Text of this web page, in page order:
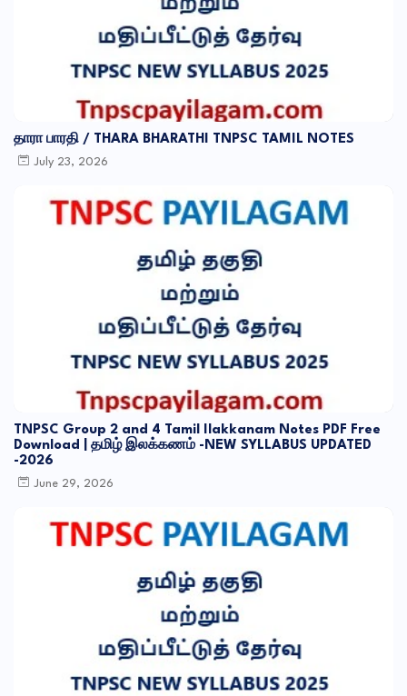
தாரா பாரதி / THARA BHARATHI TNPSC TAMIL NOTES
July 23, 2026
TNPSC Group 2 and 4 Tamil Ilakkanam Notes PDF Free
Download | தமிழ் இலக்கணம் -NEW SYLLABUS UPDATED
-2026
June 29, 2026